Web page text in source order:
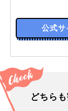
公式サ
どちら